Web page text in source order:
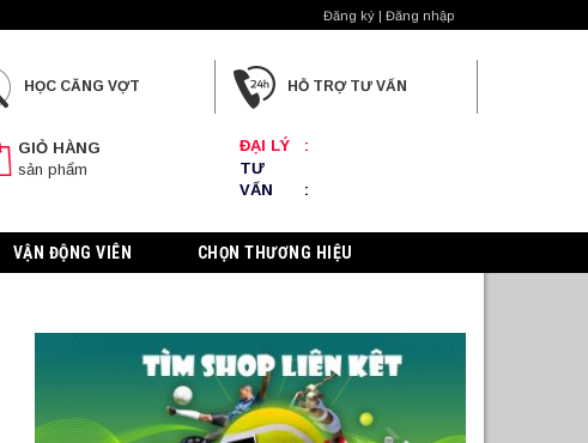
Đăng ký | Đăng nhập
HỌC CĂNG VỢT HỖ TRỢ TƯ VẤN
GIỎ HÀNG
sản phẩm
ĐẠI LÝ
:
TƯ
VẤN
:
VẬN ĐỘNG VIÊN CHỌN THƯƠNG HIỆU